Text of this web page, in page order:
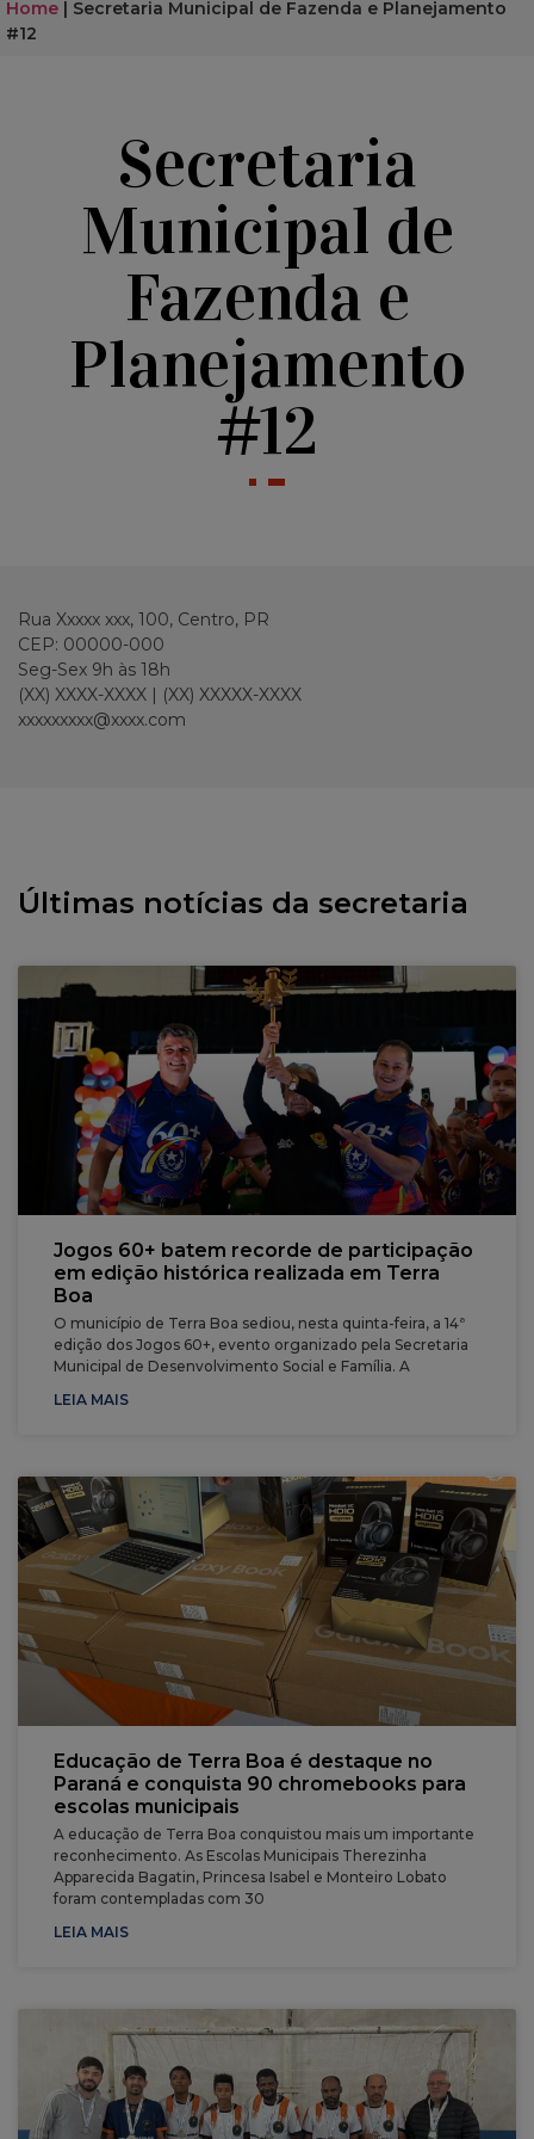
Home | Secretaria Municipal de Fazenda e Planejamento
#12
Secretaria
Municipal de
Fazenda e
Planejamento
#12
Rua Xxxxx xxx, 100, Centro, PR
CEP: 00000-000
Seg-Sex 9h às 18h
(XX) XXXX-XXXX | (XX) XXXXX-XXXX
xxxxxxxxx@xxxx.com
Últimas notícias da secretaria
Jogos 60+ batem recorde de participação
em edição histórica realizada em Terra
Boa
O município de Terra Boa sediou, nesta quinta-feira, a 14ª
edição dos Jogos 60+, evento organizado pela Secretaria
Municipal de Desenvolvimento Social e Família. A
LEIA MAIS
Educação de Terra Boa é destaque no
Paraná e conquista 90 chromebooks para
escolas municipais
A educação de Terra Boa conquistou mais um importante
reconhecimento. As Escolas Municipais Therezinha
Apparecida Bagatin, Princesa Isabel e Monteiro Lobato
foram contempladas com 30
LEIA MAIS